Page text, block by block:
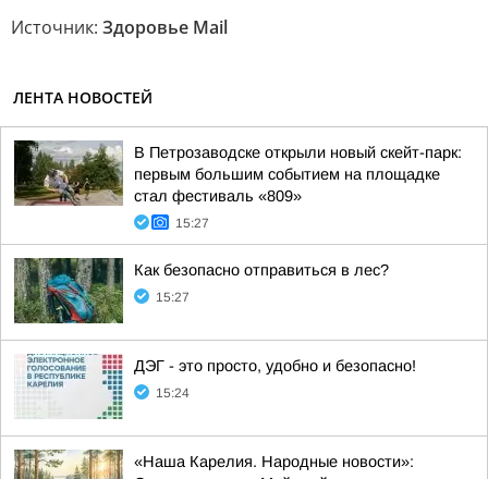
Источник: Здоровье Mail
ЛЕНТА НОВОСТЕЙ
В Петрозаводске открыли новый скейт-парк:
первым большим событием на площадке
стал фестиваль «809»
15:27
Как безопасно отправиться в лес?
15:27
ДЭГ - это просто, удобно и безопасно!
15:24
«Наша Карелия. Народные новости»: